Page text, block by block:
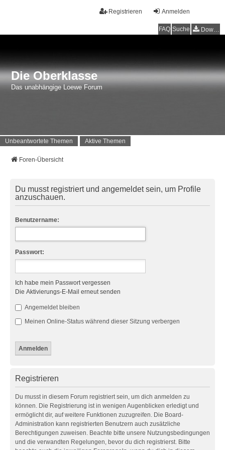
Anmelden
Registrieren
FAQ Suche Downloads
Die Oberklasse
Das unabhängige Loewe Forum
Unbeantwortete Themen Aktive Themen
Foren-Übersicht
Du musst registriert und angemeldet sein, um Profile
anzuschauen.
Benutzername:
Passwort:
Ich habe mein Passwort vergessen
Die Aktivierungs-E-Mail erneut senden
Angemeldet bleiben
Meinen Online-Status während dieser Sitzung verbergen
Registrieren
Du musst in diesem Forum registriert sein, um dich anmelden zu
können. Die Registrierung ist in wenigen Augenblicken erledigt und
ermöglicht dir, auf weitere Funktionen zuzugreifen. Die Board-
Administration kann registrierten Benutzern auch zusätzliche
Berechtigungen zuweisen. Beachte bitte unsere Nutzungsbedingungen
und die verwandten Regelungen, bevor du dich registrierst. Bitte